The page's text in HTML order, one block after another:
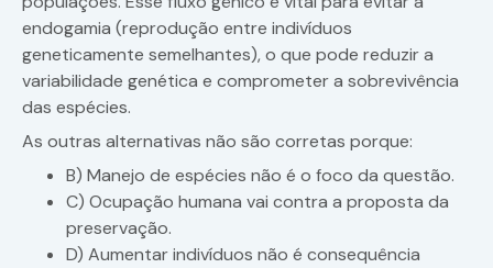
endogamia (reprodução entre indivíduos
geneticamente semelhantes), o que pode reduzir a
variabilidade genética e comprometer a sobrevivência
das espécies.
As outras alternativas não são corretas porque:
B) Manejo de espécies não é o foco da questão.
C) Ocupação humana vai contra a proposta da
preservação.
D) Aumentar indivíduos não é consequência